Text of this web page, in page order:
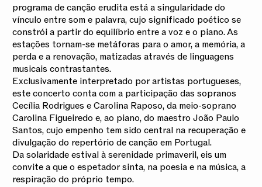
programa de canção erudita está a singularidade do
vínculo entre som e palavra, cujo significado poético se
constrói a partir do equilíbrio entre a voz e o piano. As
estações tornam-se metáforas para o amor, a memória, a
perda e a renovação, matizadas através de linguagens
musicais contrastantes.
Exclusivamente interpretado por artistas portugueses,
este concerto conta com a participação das sopranos
Cecília Rodrigues e Carolina Raposo, da meio-soprano
Carolina Figueiredo e, ao piano, do maestro João Paulo
Santos, cujo empenho tem sido central na recuperação e
divulgação do repertório de canção em Portugal.
Da solaridade estival à serenidade primaveril, eis um
convite a que o espetador sinta, na poesia e na música, a
respiração do próprio tempo.